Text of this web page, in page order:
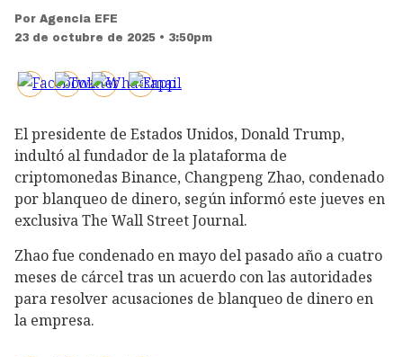
Por Agencia EFE
23 de octubre de 2025 • 3:50pm
El presidente de Estados Unidos, Donald Trump,
indultó al fundador de la plataforma de
criptomonedas Binance, Changpeng Zhao, condenado
por blanqueo de dinero, según informó este jueves en
exclusiva The Wall Street Journal.
Zhao fue condenado en mayo del pasado año a cuatro
meses de cárcel tras un acuerdo con las autoridades
para resolver acusaciones de blanqueo de dinero en
la empresa.